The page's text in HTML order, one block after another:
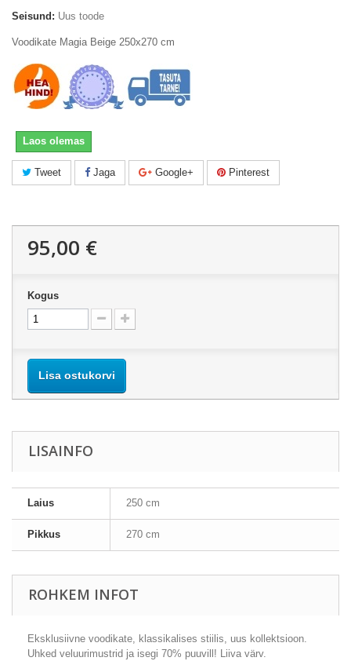
Seisund: Uus toode
Voodikate Magia Beige 250x270 cm
Laos olemas
Tweet Jaga Google+ Pinterest
95,00 €
Kogus
Lisa ostukorvi
LISAINFO
Laius 250 cm
Pikkus 270 cm
ROHKEM INFOT
Eksklusiivne voodikate, klassikalises stiilis, uus kollektsioon.
Uhked veluurimustrid ja isegi 70% puuvill! Liiva värv.